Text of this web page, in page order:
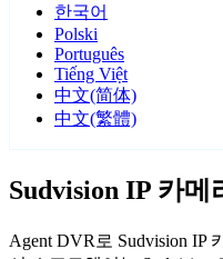
한국어
Polski
Português
Tiếng Việt
中文(简体)
中文(繁體)
Sudvision IP 카
Agent DVR로 Sudvision IP